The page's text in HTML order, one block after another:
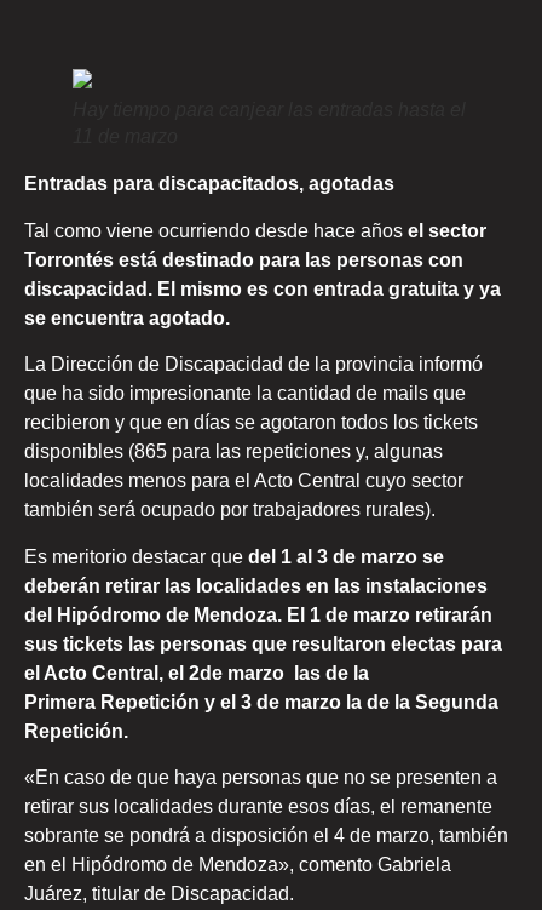
Entradas para discapacitados, agotadas
Tal como viene ocurriendo desde hace años el sector
Torrontés está destinado para las personas con
discapacidad. El mismo es con entrada gratuita y ya
se encuentra agotado.
La Dirección de Discapacidad de la provincia informó
que ha sido impresionante la cantidad de mails que
recibieron y que en días se agotaron todos los tickets
disponibles (865 para las repeticiones y, algunas
localidades menos para el Acto Central cuyo sector
también será ocupado por trabajadores rurales).
Es meritorio destacar que del 1 al 3 de marzo se
deberán retirar las localidades en las instalaciones
del Hipódromo de Mendoza. El 1 de marzo retirarán
sus tickets las personas que resultaron electas para
el Acto Central, el 2de marzo las de la
Primera Repetición y el 3 de marzo la de la Segunda
Repetición.
«En caso de que haya personas que no se presenten a
retirar sus localidades durante esos días, el remanente
sobrante se pondrá a disposición el 4 de marzo, también
en el Hipódromo de Mendoza», comento Gabriela
Juárez, titular de Discapacidad.